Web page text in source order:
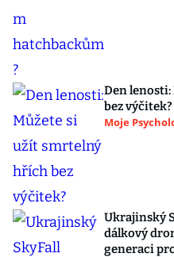
Den
bez výčitek?
Moje
Ukrajinský
dálkový
generaci